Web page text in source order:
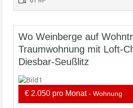
Wo Weinberge auf
Traumwohnung mit Loft-
Diesbar-Seußlitz
€ 2.050 pro Monat- Wohnung